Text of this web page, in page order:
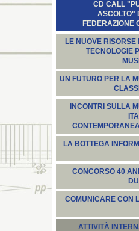
CD CALL
ASCOLTO"
FEDERAZIONE
LE NUOVE RISORSE
TECNOLOGIE
UN FUTURO PER LA
INCONTRI SULLA
LA BOTTEGA
CONCORSO 40
COMUNICARE CON
ATTIVITÀ